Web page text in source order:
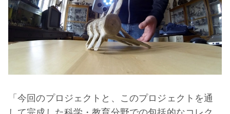
「今回のプロジェクトと、このプロジェクトを通